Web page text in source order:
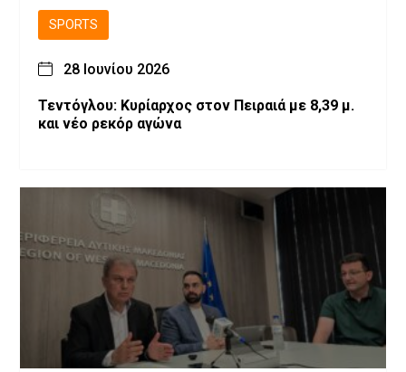
SPORTS
28 Ιουνίου 2026
Τεντόγλου: Κυρίαρχος στον Πειραιά με 8,39 μ.
και νέο ρεκόρ αγώνα